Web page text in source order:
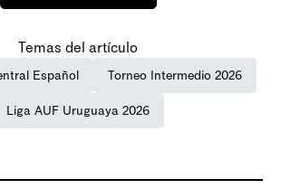
Temas del artículo
Español Torneo Intermedio 2026
Liga AUF Uruguaya 2026